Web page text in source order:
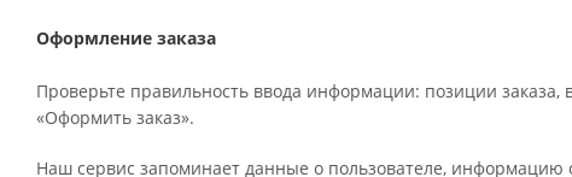
Оформление заказа
Проверьте правильность ввода информации: позиции
«Оформить заказ».
Наш сервис запоминает данные о пользователе,